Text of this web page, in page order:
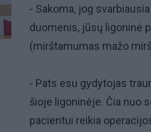
- Sakoma, jog
duomenis, jūsų ligoninė
(mirštamumas mažo
- Pats esu gydytojas
šioje ligoninėje. Čia nuo
pacientui reikia